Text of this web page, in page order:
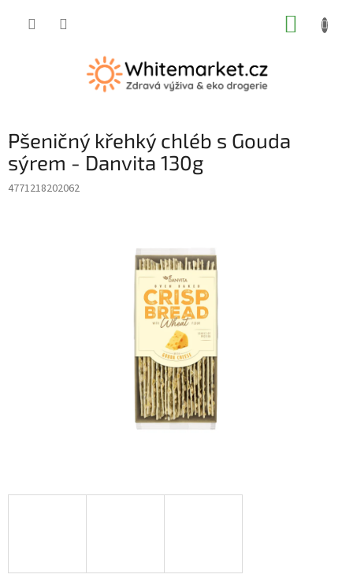
Pšeničný křehký chléb s Gouda
sýrem - Danvita 130g
4771218202062